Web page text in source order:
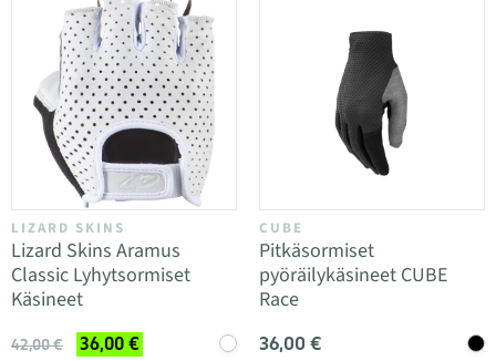
LIZARD SKINS
Lizard Skins Aramus
Classic Lyhytsormiset
Käsineet
42,00 € 36,00 €
CUBE
Pitkäsormiset
pyöräilykäsineet CUBE
Race
36,00 €